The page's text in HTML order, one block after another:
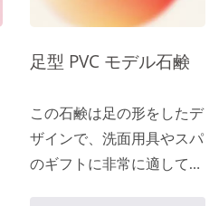
足型 PVC モデル石鹸
この石鹸は足の形をしたデ
ザインで、洗面用具やスパ
のギフトに非常に適してい